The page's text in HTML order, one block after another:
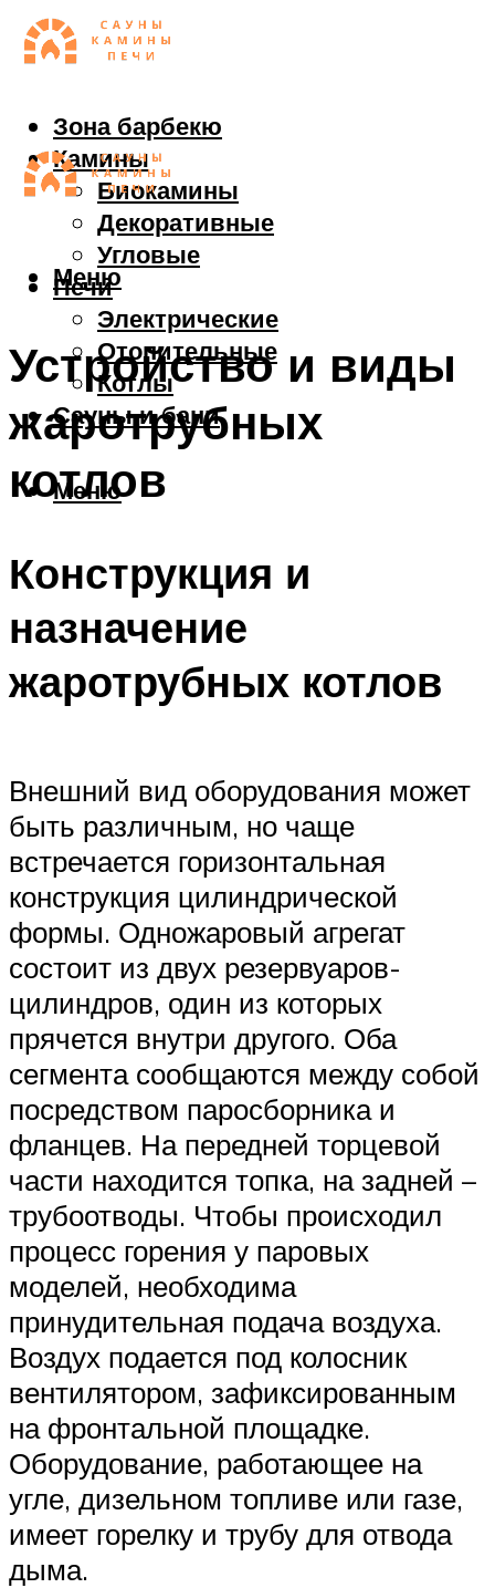
Зона барбекю
Камины
Биокамины
Декоративные
Угловые
Печи
Электрические
Отопительные
Котлы
Сауны и бани
Меню
Меню
Устройство и виды
жаротрубных
котлов
Конструкция и
назначение
жаротрубных котлов
Внешний вид оборудования может
быть различным, но чаще
встречается горизонтальная
конструкция цилиндрической
формы. Одножаровый агрегат
состоит из двух резервуаров-
цилиндров, один из которых
прячется внутри другого. Оба
сегмента сообщаются между собой
посредством паросборника и
фланцев. На передней торцевой
части находится топка, на задней –
трубоотводы. Чтобы происходил
процесс горения у паровых
моделей, необходима
принудительная подача воздуха.
Воздух подается под колосник
вентилятором, зафиксированным
на фронтальной площадке.
Оборудование, работающее на
угле, дизельном топливе или газе,
имеет горелку и трубу для отвода
дыма.